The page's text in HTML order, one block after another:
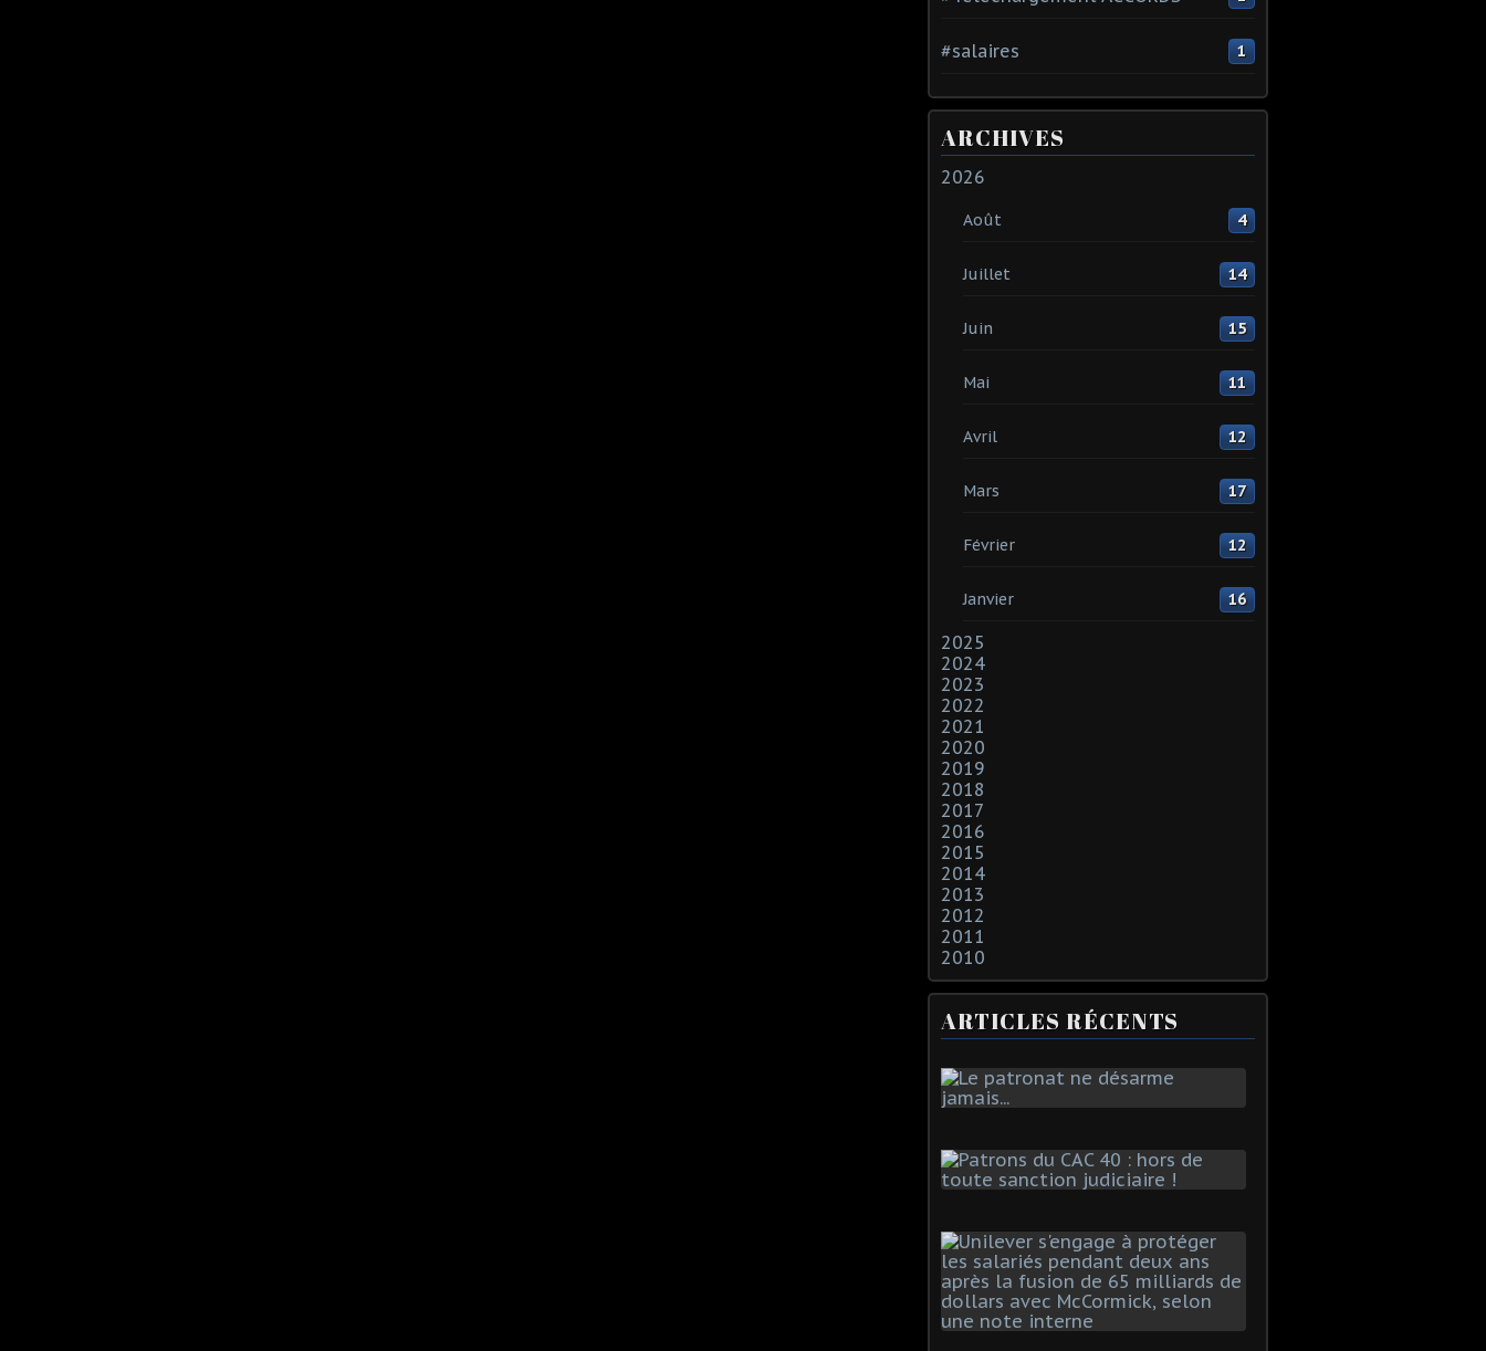
#salaires 1
ARCHIVES
2026
Août 4
Juillet 14
Juin 15
Mai 11
Avril 12
Mars 17
Février 12
Janvier 16
2025
2024
2023
2022
2021
2020
2019
2018
2017
2016
2015
2014
2013
2012
2011
2010
ARTICLES RÉCENTS